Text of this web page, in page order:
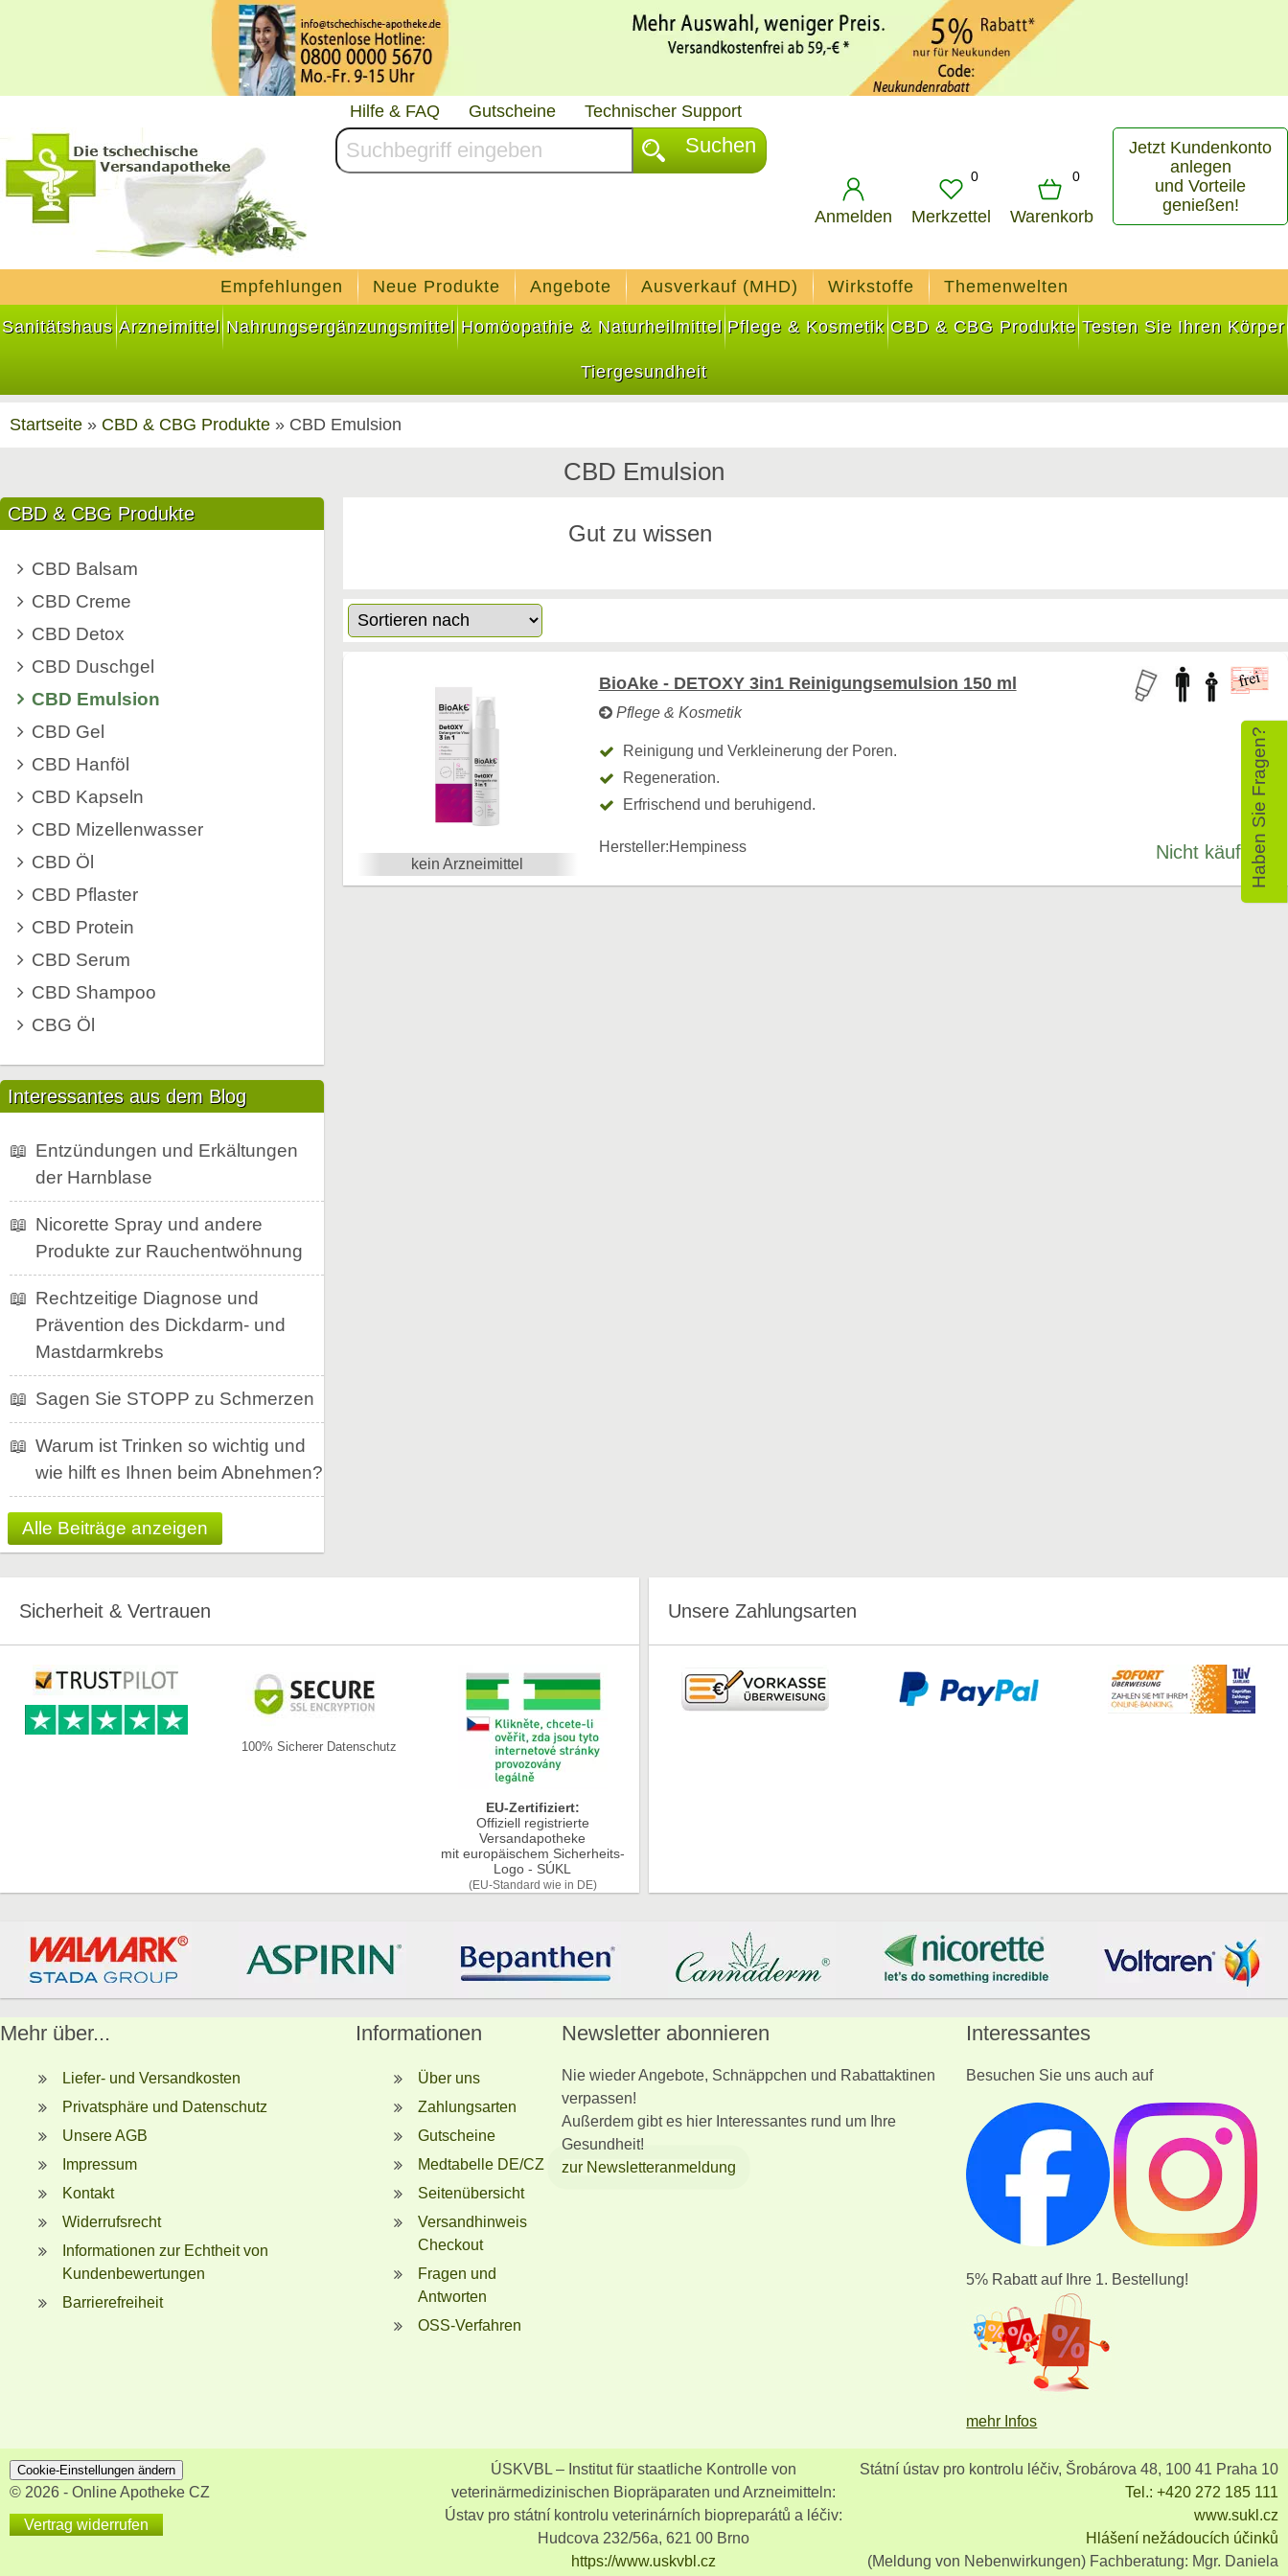
Hilfe & FAQ Gutscheine Technischer Support
Suchen
Anmelden
0
Merkzettel
0
Warenkorb
Jetzt Kundenkonto
anlegen
und Vorteile
genießen!
Empfehlungen Neue Produkte Angebote Ausverkauf (MHD) Wirkstoffe Themenwelten
Sanitätshaus Arzneimittel Nahrungsergänzungsmittel Homöopathie & Naturheilmittel Pflege & Kosmetik CBD & CBG Produkte Testen Sie Ihren Körper
Tiergesundheit
Startseite » CBD & CBG Produkte » CBD Emulsion
CBD Emulsion
Gut zu wissen
kein Arzneimittel
BioAke - DETOXY 3in1 Reinigungsemulsion 150 ml
Pflege & Kosmetik
Reinigung und Verkleinerung der Poren.
Regeneration.
Erfrischend und beruhigend.
Hersteller:Hempiness Nicht käuflich
CBD & CBG Produkte
CBD Balsam
CBD Creme
CBD Detox
CBD Duschgel
CBD Emulsion
CBD Gel
CBD Hanföl
CBD Kapseln
CBD Mizellenwasser
CBD Öl
CBD Pflaster
CBD Protein
CBD Serum
CBD Shampoo
CBG Öl
Interessantes aus dem Blog
📖 Entzündungen und Erkältungen
der Harnblase
📖 Nicorette Spray und andere
Produkte zur Rauchentwöhnung
📖 Rechtzeitige Diagnose und
Prävention des Dickdarm- und
Mastdarmkrebs
📖 Sagen Sie STOPP zu Schmerzen
📖 Warum ist Trinken so wichtig und
wie hilft es Ihnen beim Abnehmen?
Alle Beiträge anzeigen
Sicherheit & Vertrauen
100% Sicherer Datenschutz
EU-Zertifiziert:
Offiziell registrierte
Versandapotheke
mit europäischem Sicherheits-
Logo - SÚKL
(EU-Standard wie in DE)
Unsere Zahlungsarten
Mehr über...
Liefer- und Versandkosten
Privatsphäre und Datenschutz
Unsere AGB
Impressum
Kontakt
Widerrufsrecht
Informationen zur Echtheit von
Kundenbewertungen
Barrierefreiheit
Informationen
Über uns
Zahlungsarten
Gutscheine
Medtabelle DE/CZ
Seitenübersicht
Versandhinweis
Checkout
Fragen und
Antworten
OSS-Verfahren
Newsletter abonnieren
Nie wieder Angebote, Schnäppchen und Rabattaktinen
verpassen!
Außerdem gibt es hier Interessantes rund um Ihre
Gesundheit!
zur Newsletteranmeldung
Interessantes
Besuchen Sie uns auch auf
5% Rabatt auf Ihre 1. Bestellung!
mehr Infos
Cookie-Einstellungen ändern
© 2026 - Online Apotheke CZ
Vertrag widerrufen
ÚSKVBL – Institut für staatliche Kontrolle von
veterinärmedizinischen Biopräparaten und Arzneimitteln:
Ústav pro státní kontrolu veterinárních biopreparátů a léčiv:
Hudcova 232/56a, 621 00 Brno
https://www.uskvbl.cz
Státní ústav pro kontrolu léčiv, Šrobárova 48, 100 41 Praha 10
Tel.: +420 272 185 111
www.sukl.cz
Hlášení nežádoucích účinků
(Meldung von Nebenwirkungen) Fachberatung: Mgr. Daniela
Haben Sie Fragen?